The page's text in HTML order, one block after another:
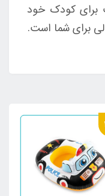
برای کودک خود
برای شما است.